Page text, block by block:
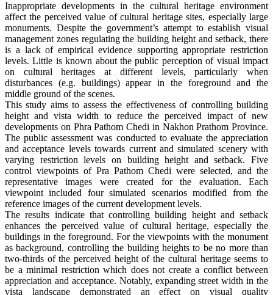
Inappropriate developments in the cultural heritage environment
affect the perceived value of cultural heritage sites, especially large
monuments. Despite the government’s attempt to establish visual
management zones regulating the building height and setback, there
is a lack of empirical evidence supporting appropriate restriction
levels. Little is known about the public perception of visual impact
on cultural heritages at different levels, particularly when
disturbances (e.g. buildings) appear in the foreground and the
middle ground of the scenes.
This study aims to assess the effectiveness of controlling building
height and vista width to reduce the perceived impact of new
developments on Phra Pathom Chedi in Nakhon Prathom Province.
The public assessment was conducted to evaluate the appreciation
and acceptance levels towards current and simulated scenery with
varying restriction levels on building height and setback. Five
control viewpoints of Pra Pathom Chedi were selected, and the
representative images were created for the evaluation. Each
viewpoint included four simulated scenarios modified from the
reference images of the current development levels.
The results indicate that controlling building height and setback
enhances the perceived value of cultural heritage, especially the
buildings in the foreground. For the viewpoints with the monument
as background, controlling the building heights to be no more than
two-thirds of the perceived height of the cultural heritage seems to
be a minimal restriction which does not create a conflict between
appreciation and acceptance. Notably, expanding street width in the
vista landscape demonstrated an effect on visual quality